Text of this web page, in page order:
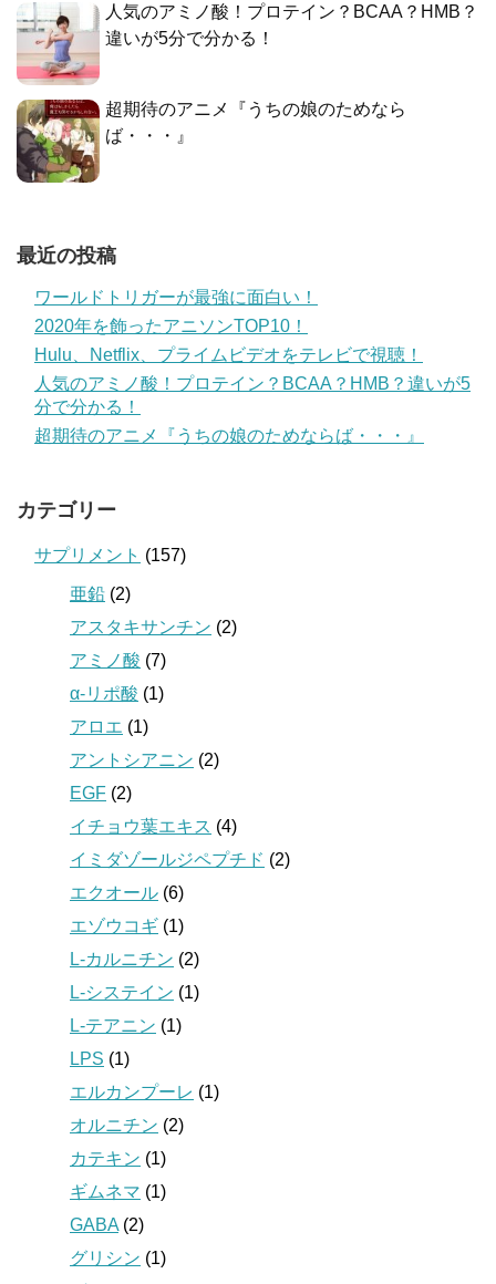
人気のアミノ酸！プロテイン？BCAA？HMB？
違いが5分で分かる！
超期待のアニメ『うちの娘のためなら
ば・・・』
最近の投稿
ワールドトリガーが最強に面白い！
2020年を飾ったアニソンTOP10！
Hulu、Netflix、プライムビデオをテレビで視聴！
人気のアミノ酸！プロテイン？BCAA？HMB？違いが5
分で分かる！
超期待のアニメ『うちの娘のためならば・・・』
カテゴリー
サプリメント (157)
亜鉛 (2)
アスタキサンチン (2)
アミノ酸 (7)
α-リポ酸 (1)
アロエ (1)
アントシアニン (2)
EGF (2)
イチョウ葉エキス (4)
イミダゾールジペプチド (2)
エクオール (6)
エゾウコギ (1)
L-カルニチン (2)
L-システイン (1)
L-テアニン (1)
LPS (1)
エルカンプーレ (1)
オルニチン (2)
カテキン (1)
ギムネマ (1)
GABA (2)
グリシン (1)